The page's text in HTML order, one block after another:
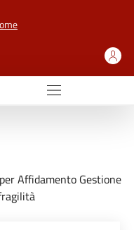
Affidamento Gestione